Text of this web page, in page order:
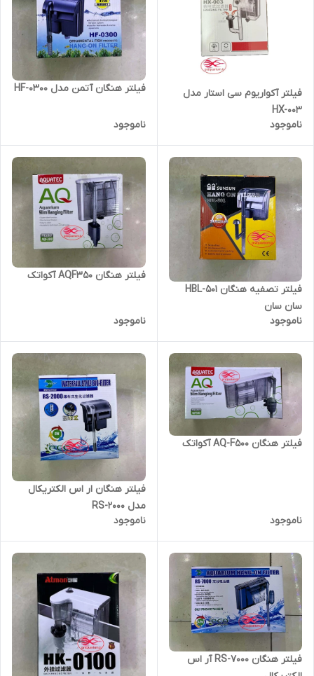
فیلتر آکواریوم سی استار مدل
HX-003
ناموجود
فیلتر هنگان آتمن مدل HF-0300
ناموجود
فیلتر تصفیه هنگان HBL-501
سان سان
ناموجود
فیلتر هنگان AQF350 آکواتک
ناموجود
فیلتر هنگان AQ-F500 آکواتک
ناموجود
فیلتر هنگان ار اس الکتریکال
مدل RS-2000
ناموجود
فیلتر هنگان RS-7000 آر اس